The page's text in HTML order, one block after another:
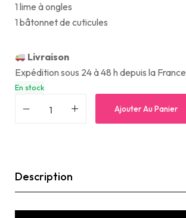
1 lime à ongles
1 bâtonnet de cuticules
Livraison
Expédition sous 24 à 48 h depuis la France
En stock
Ajouter Au Panier
Description